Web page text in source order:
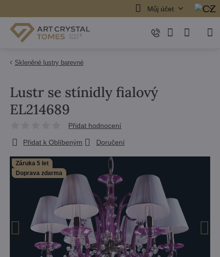
Můj účet
Skleněné lustry barevné
Záruka 5 let
Doprava zdarma
Lustr se stínidly fialový
EL214689
Přidat hodnocení
Přidat k Oblíbeným Doručení